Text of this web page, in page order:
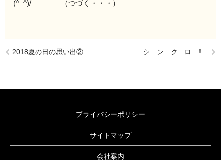
(^_^)/ （つづく・・・）
2018夏の日の思い出② シ ン ク ロ ‼
プライバシーポリシー
サイトマップ
会社案内